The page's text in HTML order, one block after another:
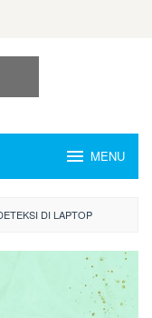
MENU
DI LAPTOP